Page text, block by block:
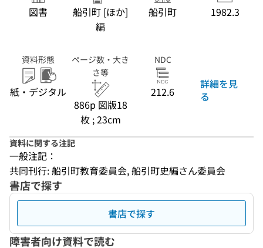
図書
船引町 [ほか]
編
船引町 1982.3
資料形態
紙・デジタル
ページ数・大き
さ等
886p 図版18
枚 ; 23cm
NDC
212.6
詳細を見
る
資料に関する注記
一般注記：
共同刊行: 船引町教育委員会, 船引町史編さん委員会
書店で探す
書店で探す
障害者向け資料で読む